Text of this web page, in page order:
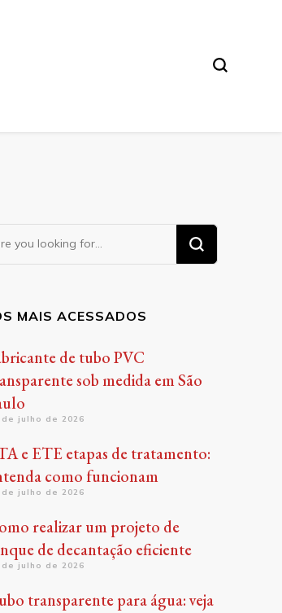
MAIS ACESSADOS
de tubo PVC
sob medida em São
de julho de 2026
e ETE etapas de tratamento:
como funcionam
de julho de 2026
realizar um projeto de
de decantação eficiente
de julho de 2026
transparente para água: veja